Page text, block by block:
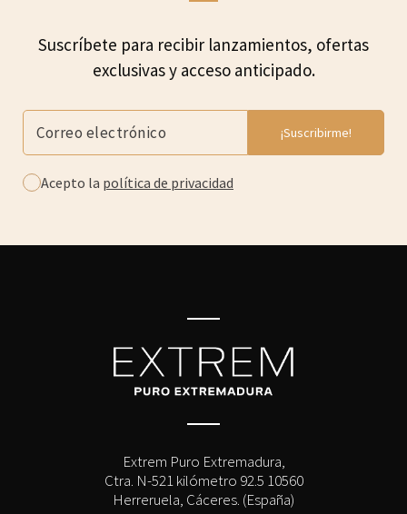
Suscríbete para recibir lanzamientos, ofertas
exclusivas y acceso anticipado.
Acepto la política de privacidad
Extrem Puro Extremadura,
Ctra. N-521 kilómetro 92.5 10560
Herreruela, Cáceres. (España)